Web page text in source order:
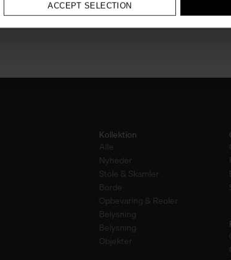
ACCEPT SELECTION
Kollektion
Alle
Nyheder
Stole & Skamler
Borde
Opbevaring & Reoler
Belysning
Belysning
Objekter